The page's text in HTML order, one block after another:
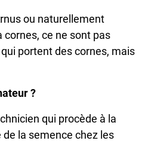
ou naturellement
cornes, ce ne sont pas
portent des cornes, mais
?
qui procède à la
la semence chez les